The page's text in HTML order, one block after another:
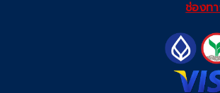
ช่องทา